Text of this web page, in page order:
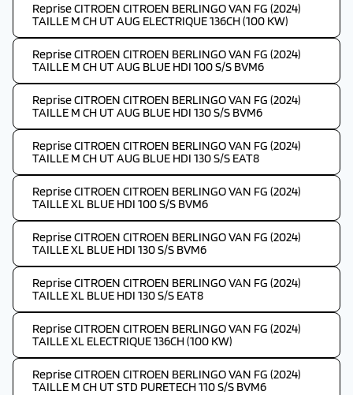
Reprise CITROEN CITROEN BERLINGO VAN FG (2024)
TAILLE M CH UT AUG ELECTRIQUE 136CH (100 KW)
Reprise CITROEN CITROEN BERLINGO VAN FG (2024)
TAILLE M CH UT AUG BLUE HDI 100 S/S BVM6
Reprise CITROEN CITROEN BERLINGO VAN FG (2024)
TAILLE M CH UT AUG BLUE HDI 130 S/S BVM6
Reprise CITROEN CITROEN BERLINGO VAN FG (2024)
TAILLE M CH UT AUG BLUE HDI 130 S/S EAT8
Reprise CITROEN CITROEN BERLINGO VAN FG (2024)
TAILLE XL BLUE HDI 100 S/S BVM6
Reprise CITROEN CITROEN BERLINGO VAN FG (2024)
TAILLE XL BLUE HDI 130 S/S BVM6
Reprise CITROEN CITROEN BERLINGO VAN FG (2024)
TAILLE XL BLUE HDI 130 S/S EAT8
Reprise CITROEN CITROEN BERLINGO VAN FG (2024)
TAILLE XL ELECTRIQUE 136CH (100 KW)
Reprise CITROEN CITROEN BERLINGO VAN FG (2024)
TAILLE M CH UT STD PURETECH 110 S/S BVM6